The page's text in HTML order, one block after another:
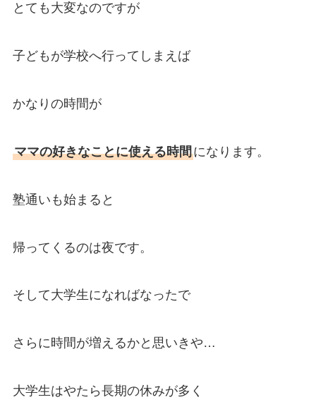
とても大変なのですが
子どもが学校へ行ってしまえば
かなりの時間が
ママの好きなことに使える時間になります。
塾通いも始まると
帰ってくるのは夜です。
そして大学生になればなったで
さらに時間が増えるかと思いきや…
大学生はやたら長期の休みが多く